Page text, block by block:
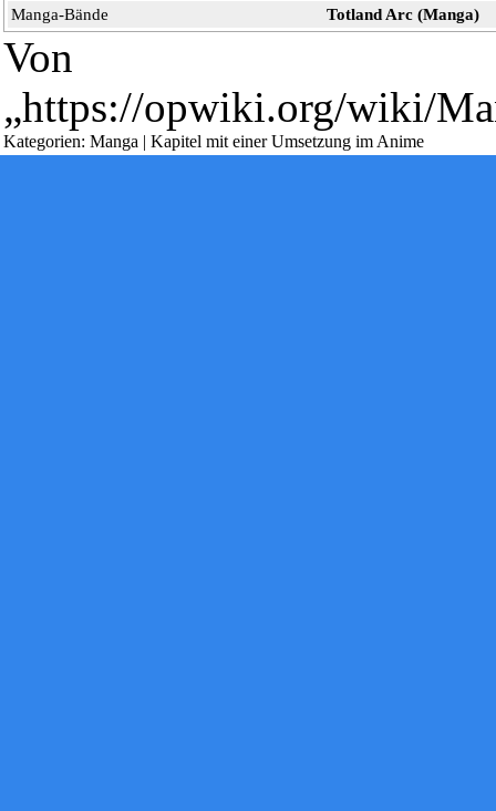
Manga-Bände Totland Arc (Manga)
Von
„https://opwiki.org/wiki/
Kategorien: Manga | Kapitel mit einer Umsetzung im Anime
Powered by
Datenschutz-Optionen